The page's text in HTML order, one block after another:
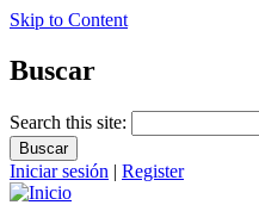
Skip to Content
Buscar
Search this site:
Iniciar sesión | Register